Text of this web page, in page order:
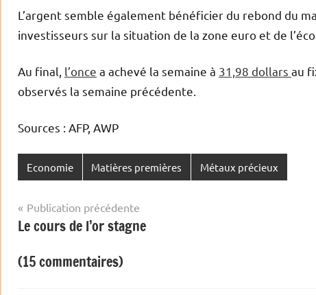
L’argent semble également bénéficier du rebond du
investisseurs sur la situation de la zone euro et de
Au final, l’once a achevé la semaine à 31,98 dollars au
observés la semaine précédente.
Sources : AFP, AWP
Economie Matières premières Métaux précieux
Navigation
de
l’article
Publication précédente
Le cours de l’or stagne
(15 commentaires)